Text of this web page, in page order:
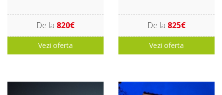
De la 820€
Vezi oferta
De la 825€
Vezi oferta